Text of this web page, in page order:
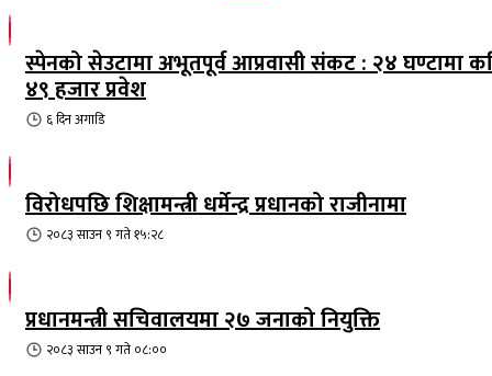
स्पेनको सेउटामा अभूतपूर्व आप्रवासी संकट : २४ घण्टामा
४९ हजार प्रवेश
६ दिनअगाडि
विरोधपछि शिक्षामन्त्री धर्मेन्द्र प्रधानको राजीनामा
२०८३ साउन ९ गते १५:२८
प्रधानमन्त्री सचिवालयमा २७ जनाको नियुक्ति
२०८३ साउन ९ गते ०८:००